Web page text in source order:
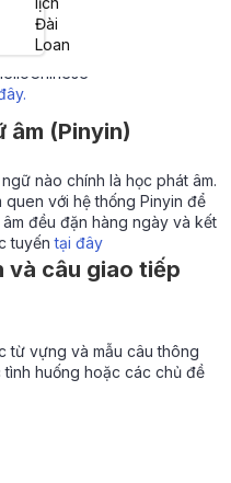
Đài
Loan
.
âm (Pinyin)
nào chính là học phát âm.
với hệ thống Pinyin để
đều đặn hàng ngày và kết
tuyếntại đây
và câu giao tiếp
từ vựng và mẫu câu thông
huống hoặc các chủ đề